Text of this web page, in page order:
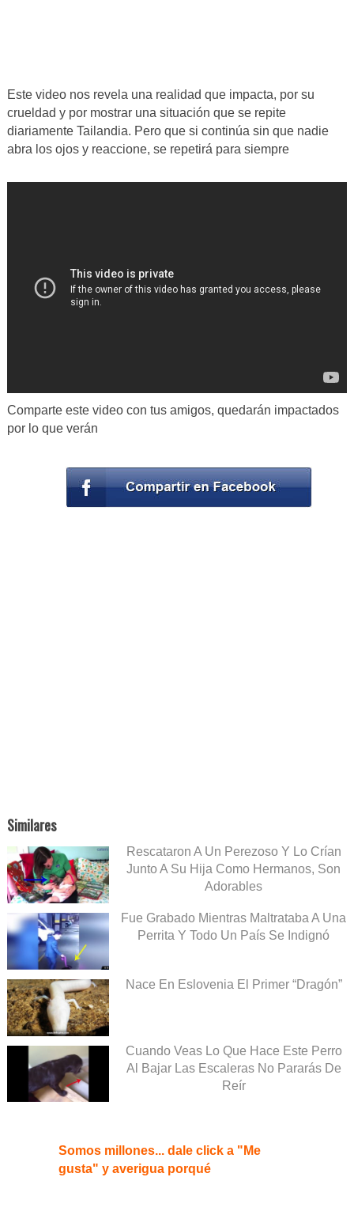
Este video nos revela una realidad que impacta, por su
crueldad y por mostrar una situación que se repite
diariamente Tailandia. Pero que si continúa sin que nadie
abra los ojos y reaccione, se repetirá para siempre
Comparte este video con tus amigos, quedarán impactados
por lo que verán
Similares
Rescataron A Un Perezoso Y Lo Crían
Junto A Su Hija Como Hermanos, Son
Adorables
Fue Grabado Mientras Maltrataba A Una
Perrita Y Todo Un País Se Indignó
Nace En Eslovenia El Primer “Dragón”
Cuando Veas Lo Que Hace Este Perro
Al Bajar Las Escaleras No Pararás De
Reír
Somos millones... dale click a "Me
gusta" y averigua porqué